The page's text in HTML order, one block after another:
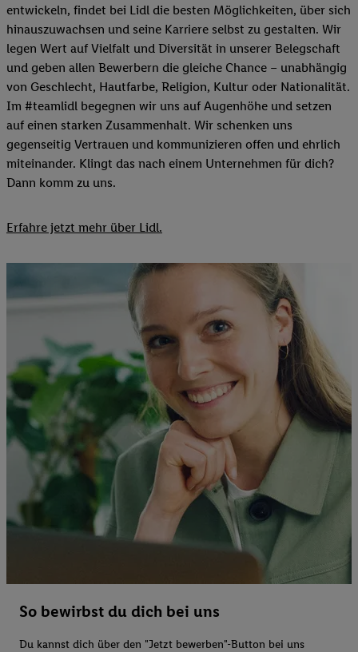
entwickeln, findet bei Lidl die besten Möglichkeiten, über sich
hinauszuwachsen und seine Karriere selbst zu gestalten. Wir
legen Wert auf Vielfalt und Diversität in unserer Belegschaft
und geben allen Bewerbern die gleiche Chance – unabhängig
von Geschlecht, Hautfarbe, Religion, Kultur oder Nationalität.
Im #teamlidl begegnen wir uns auf Augenhöhe und setzen
auf einen starken Zusammenhalt. Wir schenken uns
gegenseitig Vertrauen und kommunizieren offen und ehrlich
miteinander. Klingt das nach einem Unternehmen für dich?
Dann komm zu uns.​
Erfahre jetzt mehr über Lidl.
So bewirbst du dich bei uns
Du kannst dich über den "Jetzt bewerben"-Button bei uns